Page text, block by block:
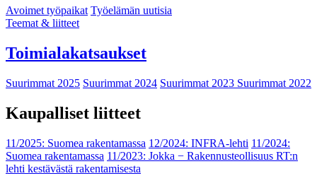
Avoimet työpaikat Työelämän uutisia
Teemat & liitteet
Toimialakatsaukset
Suurimmat 2025 Suurimmat 2024 Suurimmat 2023 Suurimmat 2022
Kaupalliset liitteet
11/2025: Suomea rakentamassa 12/2024: INFRA-lehti 11/2024:
Suomea rakentamassa 11/2023: Jokka − Rakennusteollisuus RT:n
lehti kestävästä rakentamisesta